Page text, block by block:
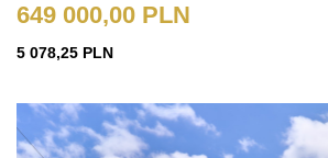
649 000,00 PLN
5 078,25 PLN